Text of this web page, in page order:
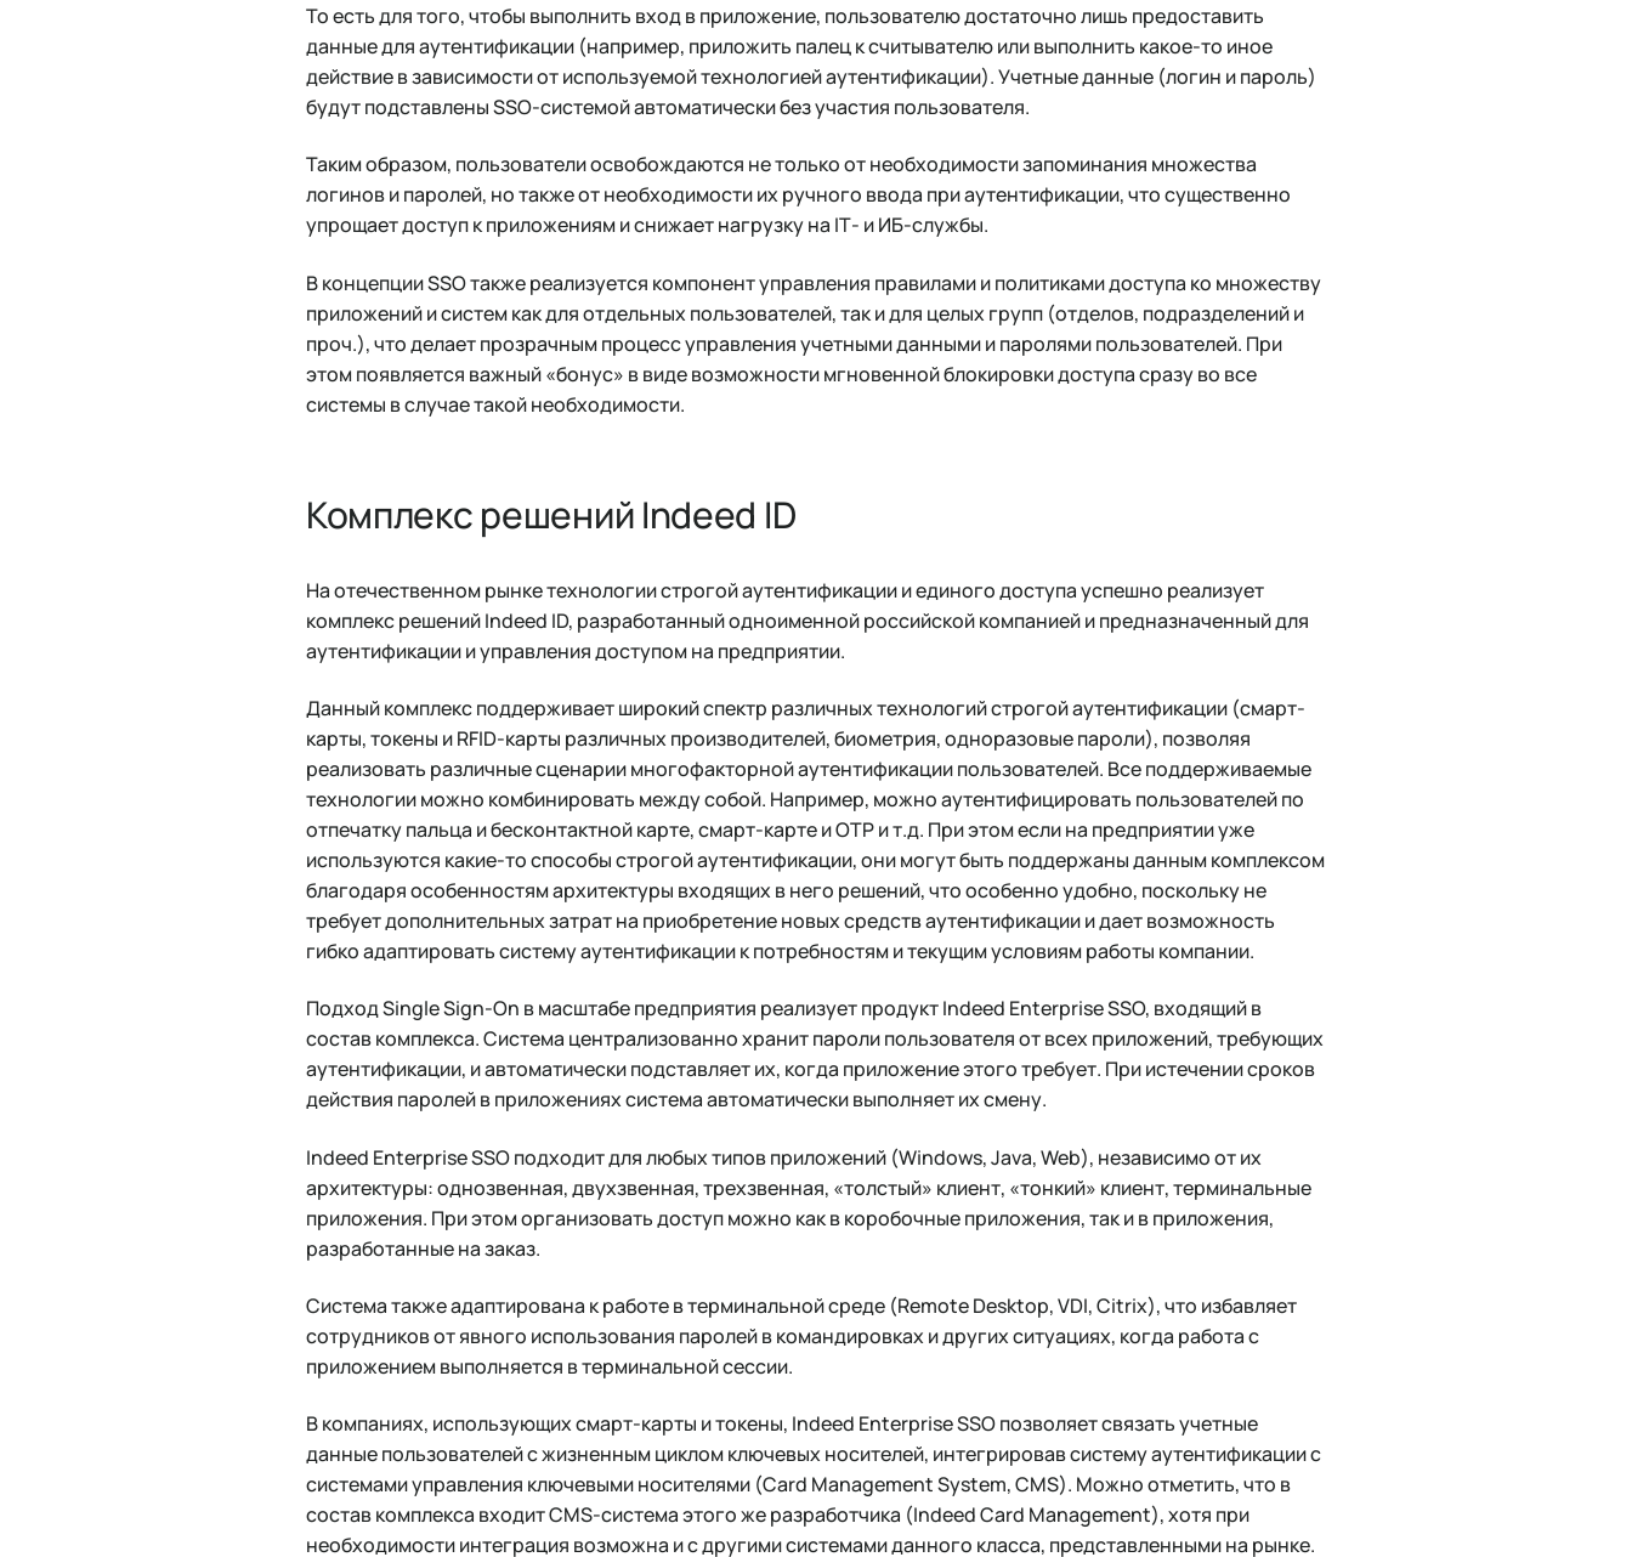
То есть для того, чтобы выполнить вход в приложение, пользователю достаточно лишь предоставить
данные для аутентификации (например, приложить палец к считывателю или выполнить какое-то иное
действие в зависимости от используемой технологией аутентификации). Учетные данные (логин и пароль)
будут подставлены SSO-системой автоматически без участия пользователя.
Таким образом, пользователи освобождаются не только от необходимости запоминания множества
логинов и паролей, но также от необходимости их ручного ввода при аутентификации, что существенно
упрощает доступ к приложениям и снижает нагрузку на IТ- и ИБ-службы.
В концепции SSO также реализуется компонент управления правилами и политиками доступа ко множеству
приложений и систем как для отдельных пользователей, так и для целых групп (отделов, подразделений и
проч.), что делает прозрачным процесс управления учетными данными и паролями пользователей. При
этом появляется важный «бонус» в виде возможности мгновенной блокировки доступа сразу во все
системы в случае такой необходимости.
Комплекс решений Indeed ID
На отечественном рынке технологии строгой аутентификации и единого доступа успешно реализует
комплекс решений Indeed ID, разработанный одноименной российской компанией и предназначенный для
аутентификации и управления доступом на предприятии.
Данный комплекс поддерживает широкий спектр различных технологий строгой аутентификации (смарт-
карты, токены и RFID-карты различных производителей, биометрия, одноразовые пароли), позволяя
реализовать различные сценарии многофакторной аутентификации пользователей. Все поддерживаемые
технологии можно комбинировать между собой. Например, можно аутентифицировать пользователей по
отпечатку пальца и бесконтактной карте, смарт-карте и ОТP и т.д. При этом если на предприятии уже
используются какие-то способы строгой аутентификации, они могут быть поддержаны данным комплексом
благодаря особенностям архитектуры входящих в него решений, что особенно удобно, поскольку не
требует дополнительных затрат на приобретение новых средств аутентификации и дает возможность
гибко адаптировать систему аутентификации к потребностям и текущим условиям работы компании.
Подход Single Sign-On в масштабе предприятия реализует продукт Indeed Enterprise SSO, входящий в
состав комплекса. Система централизованно хранит пароли пользователя от всех приложений, требующих
аутентификации, и автоматически подставляет их, когда приложение этого требует. При истечении сроков
действия паролей в приложениях система автоматически выполняет их смену.
Indeed Enterprise SSO подходит для любых типов приложений (Windows, Java, Web), независимо от их
архитектуры: однозвенная, двухзвенная, трехзвенная, «толстый» клиент, «тонкий» клиент, терминальные
приложения. При этом организовать доступ можно как в коробочные приложения, так и в приложения,
разработанные на заказ.
Система также адаптирована к работе в терминальной среде (Remote Desktop, VDI, Citrix), что избавляет
сотрудников от явного использования паролей в командировках и других ситуациях, когда работа с
приложением выполняется в терминальной сессии.
В компаниях, использующих смарт-карты и токены, Indeed Enterprise SSO позволяет связать учетные
данные пользователей с жизненным циклом ключевых носителей, интегрировав систему аутентификации с
системами управления ключевыми носителями (Card Management System, CMS). Можно отметить, что в
состав комплекса входит CMS-система этого же разработчика (Indeed Card Management), хотя при
необходимости интеграция возможна и с другими системами данного класса, представленными на рынке.